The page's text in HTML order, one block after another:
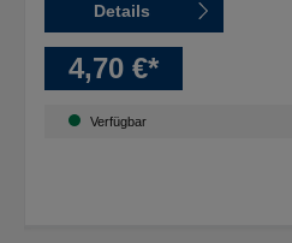
Details
4,70 €*
Verfügbar